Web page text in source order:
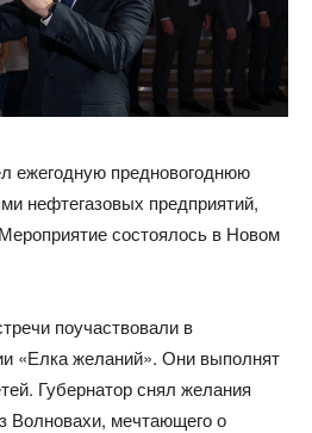
ежегодную предновогоднюю
нефтегазовых предприятий,
состоялось в Новом
поучаствовали в
«Елка желаний». Они выполнят
Губернатор снял желания
Волновахи, мечтающего о